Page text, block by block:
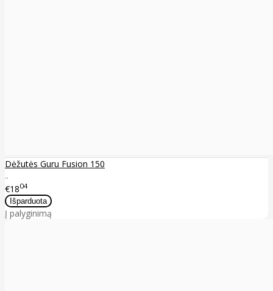
Dėžutės Guru Fusion 150
..
€1804
Į palyginimą